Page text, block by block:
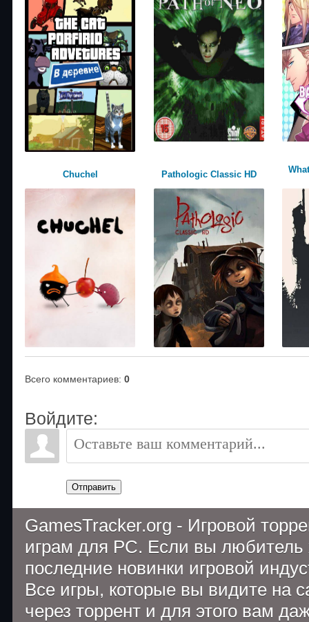
Chuchel Pathologic Classic HD
Всего комментариев: 0
Войдите:
Отправить
GamesTracker.org - Игровой
играм для PC. Если вы
последние новинки игровой
Все игры, которые вы видите на
через торрент и для этого вам